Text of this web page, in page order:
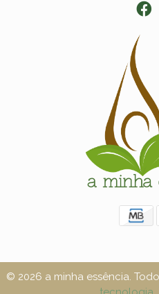
© 2026 a minha essência.